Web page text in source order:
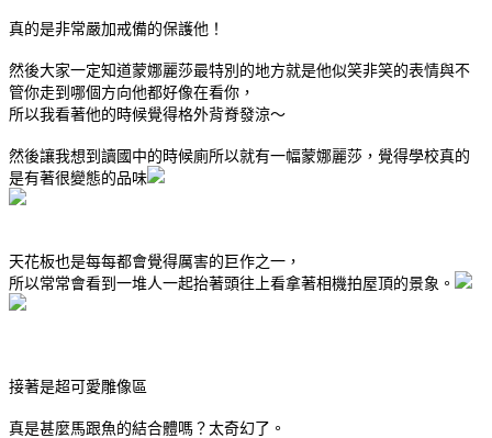
真的是非常嚴加戒備的保護他！
然後大家一定知道蒙娜麗莎最特別的地方就是他似笑非笑的表情與不
管你走到哪個方向他都好像在看你，
所以我看著他的時候覺得格外背脊發涼～
然後讓我想到讀國中的時候廁所以就有一幅蒙娜麗莎，覺得學校真的
是有著很變態的品味
天花板也是每每都會覺得厲害的巨作之一，
所以常常會看到一堆人一起抬著頭往上看拿著相機拍屋頂的景象。
接著是超可愛雕像區
真是甚麼馬跟魚的結合體嗎？太奇幻了。